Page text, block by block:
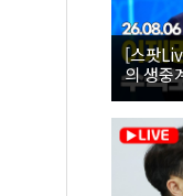
[스팟
의 생중